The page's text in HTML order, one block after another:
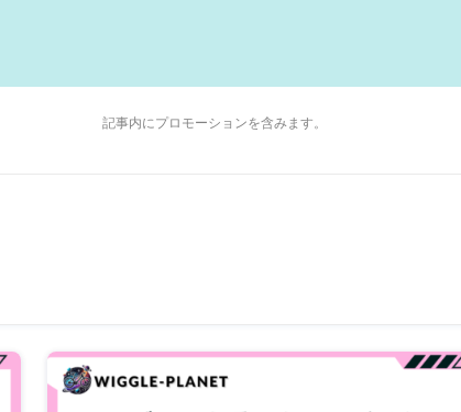
記事内にプロモーションを含みます。